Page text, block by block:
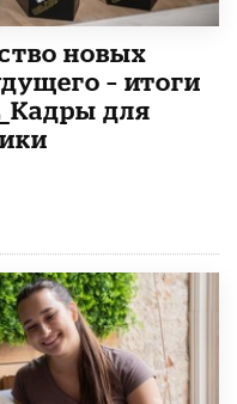
новых
– итоги
для